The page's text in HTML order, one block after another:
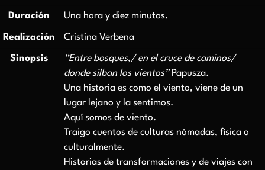
Duración Una hora y diez minutos.
Realización Cristina Verbena
Sinopsis
“Entre bosques,/ en el cruce de caminos/
donde silban los vientos”Papusza.
Una historia es como el viento, viene de un
lugar lejano y la sentimos.
Aquí somos de viento.
Traigo cuentos de culturas nómadas, física o
culturalmente.
Historias de transformaciones y de viajes con